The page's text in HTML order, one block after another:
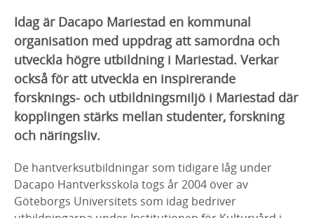
Idag är Dacapo Mariestad en kommunal
organisation med uppdrag att samordna och
utveckla högre utbildning i Mariestad. Verkar
också för att utveckla en inspirerande
forsknings- och utbildningsmiljö i Mariestad där
kopplingen stärks mellan studenter, forskning
och näringsliv.
De hantverksutbildningar som tidigare låg under
Dacapo Hantverksskola togs år 2004 över av
Göteborgs Universitets som idag bedriver